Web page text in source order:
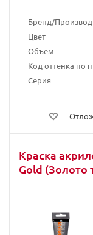
Бренд/
Цвет
Объем
Код оттенка по
Серия
Краска
Gold (Золото